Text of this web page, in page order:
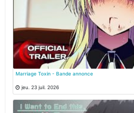
Marriage Toxin - Bande annonce
jeu. 23 juil. 2026